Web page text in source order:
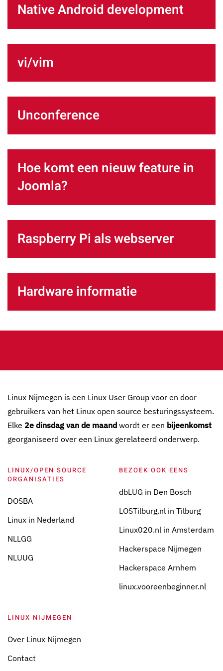
Native Android development
vi/vim
Unconference
Hoe komt een nieuw feature in
Joomla?
Raspberry Pi als webserver
Hardware informatie
Linux Nijmegen is een Linux User Group voor en door
gebruikers van het Linux open source besturingssysteem.
Elke 2e dinsdag van de maand wordt er een bijeenkomst
georganiseerd over een Linux gerelateerd onderwerp.
LINUX/OPEN SOURCE
ORGANISATIES
DOSBA
Linux in Nederland
NLLGG
NLUUG
BEZOEK OOK EENS
dbLUG in Den Bosch
LOSTilburg.nl in Tilburg
Linux020.nl in Amsterdam
Hackerspace Nijmegen
Hackerspace Arnhem
linux.vooreenbeginner.nl
LINUX NIJMEGEN
Over Linux Nijmegen
Contact